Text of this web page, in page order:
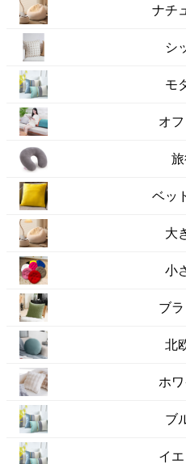
ナチ
シ
モ
オ
ベッ
大
小
ブ
北
ホワ
ブ
イ